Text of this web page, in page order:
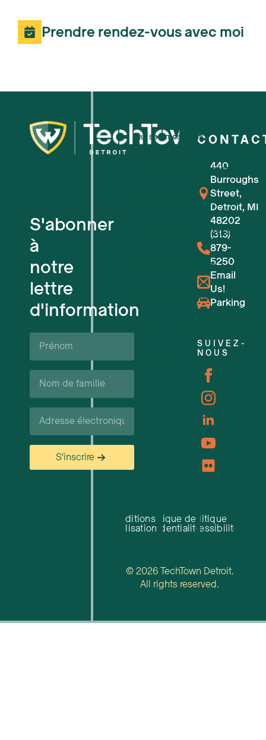
Prendre rendez-vous avec moi
S'abonner
à
notre
lettre
d'information
Prénom*
Nom
de
Courriel*
S'inscrire
Qui sommes-nous ?
Pour les petites entreprises
Pour les startups technologiques
Espaces de travail flexibles
Réservations de lieux
Événements à venir
440
Burroughs
Street,
Detroit, MI
48202
(313)
879-
5250
Email
Us!
Parking
SUIVEZ-
NOUS
Conditions
d'utilisation
Politique de
confidentialité
Politique
d'accessibilité
© 2026 TechTown Detroit.
All rights reserved.